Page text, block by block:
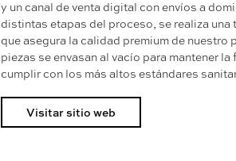
y un canal de venta digital con envíos a
distintas etapas del proceso, se realiza
que asegura la calidad premium de nuestro
piezas se envasan al vacío para mantener la
cumplir con los más altos estándares
Visitar sitio web